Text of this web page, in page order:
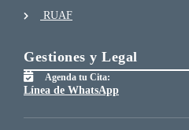
RUAF
Gestiones y Legal
Agenda tu Cita:
Línea de WhatsApp